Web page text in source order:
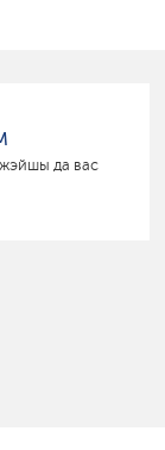
да вас